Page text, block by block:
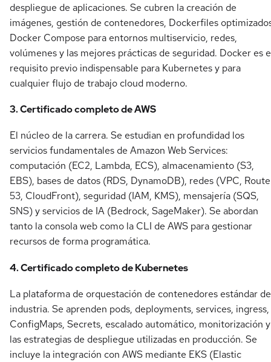
despliegue de aplicaciones. Se cubren la creación de
imágenes, gestión de contenedores, Dockerfiles
Docker Compose para entornos multiservicio, redes,
volúmenes y las mejores prácticas de seguridad. Docker es
requisito previo indispensable para Kubernetes y para
cualquier flujo de trabajo cloud moderno.
3. Certificado completo de AWS
El núcleo de la carrera. Se estudian en profundidad los
servicios fundamentales de Amazon Web Services:
computación (EC2, Lambda, ECS), almacenamiento (S3,
EBS), bases de datos (RDS, DynamoDB), redes (VPC, Route
53, CloudFront), seguridad (IAM, KMS), mensajería (SQS,
SNS) y servicios de IA (Bedrock, SageMaker). Se abordan
tanto la consola web como la CLI de AWS para gestionar
recursos de forma programática.
4. Certificado completo de Kubernetes
La plataforma de orquestación de contenedores estándar
industria. Se aprenden pods, deployments, services, ingress,
ConfigMaps, Secrets, escalado automático, monitorización y
las estrategias de despliegue utilizadas en producción. Se
incluye la integración con AWS mediante EKS (Elastic